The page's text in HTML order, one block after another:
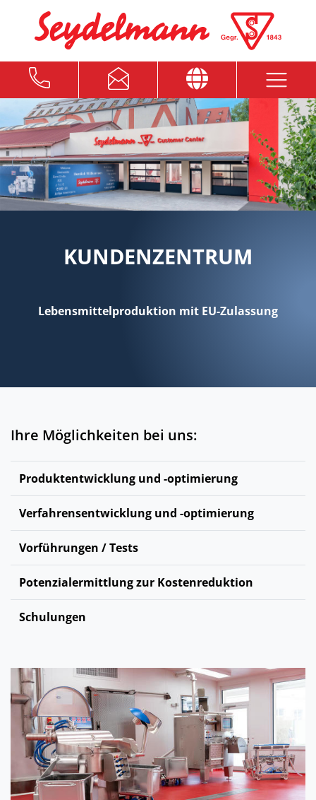
KUNDENZENTRUM
Lebensmittelproduktion mit EU-Zulassung
Ihre Möglichkeiten bei uns:
Produktentwicklung und -optimierung
Verfahrensentwicklung und -optimierung
Vorführungen / Tests
Potenzialermittlung zur Kostenreduktion
Schulungen